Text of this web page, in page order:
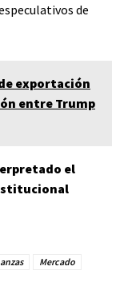
de
exportación
entre Trump
el
Mercado